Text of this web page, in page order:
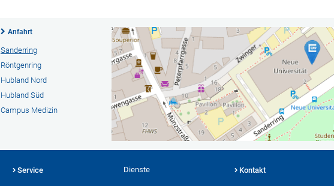
Anfahrt
Sanderring
Röntgenring
Hubland Nord
Hubland Süd
Campus Medizin
Service Dienste Kontakt